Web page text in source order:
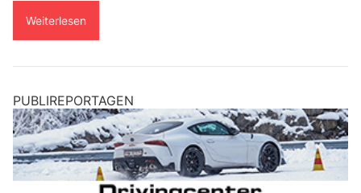
Weiterlesen
PUBLIREPORTAGEN